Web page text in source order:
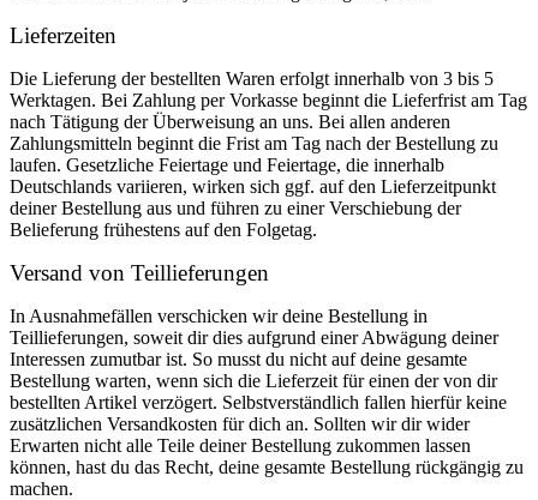
Lieferzeiten
Die Lieferung der bestellten Waren erfolgt innerhalb von 3 bis 5
Werktagen. Bei Zahlung per Vorkasse beginnt die Lieferfrist am Tag
nach Tätigung der Überweisung an uns. Bei allen anderen
Zahlungsmitteln beginnt die Frist am Tag nach der Bestellung zu
laufen. Gesetzliche Feiertage und Feiertage, die innerhalb
Deutschlands variieren, wirken sich ggf. auf den Lieferzeitpunkt
deiner Bestellung aus und führen zu einer Verschiebung der
Belieferung frühestens auf den Folgetag.
Versand von Teillieferungen
In Ausnahmefällen verschicken wir deine Bestellung in
Teillieferungen, soweit dir dies aufgrund einer Abwägung deiner
Interessen zumutbar ist. So musst du nicht auf deine gesamte
Bestellung warten, wenn sich die Lieferzeit für einen der von dir
bestellten Artikel verzögert. Selbstverständlich fallen hierfür keine
zusätzlichen Versandkosten für dich an. Sollten wir dir wider
Erwarten nicht alle Teile deiner Bestellung zukommen lassen
können, hast du das Recht, deine gesamte Bestellung rückgängig zu
machen.